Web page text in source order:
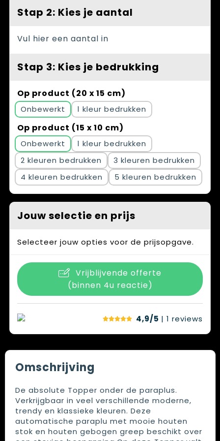
Stap 2: Kies je aantal
Vul hier een aantal in
Stap 3: Kies je bedrukking
Op product (20 x 15 cm)
Onbewerkt 1
Op product (15 x 10 cm)
Onbewerkt
1
2
3
4
5
Jouw selectie en prijs
Selecteer jouw opties voor de prijsopgave.
Vrijblijvende offerte
(binnen 4u reactie)
4,9/5 | 1 reviews
Omschrijving
De absolute Topper onder de paraplus.
Verkrijgbaar in veel verschillende moderne,
trendy en klassieke kleuren. Deze
automatische paraplu met mooie houten
stok en houten gebogen greep beschikt over